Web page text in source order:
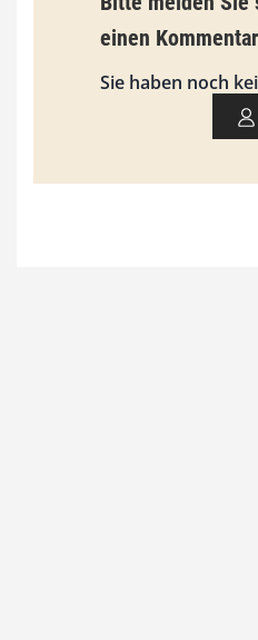
,
0
einen
Sie haben noch